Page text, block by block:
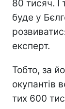
80 тисяч.
буде у
експерт.
Тобто, за
окупантів
тих 600